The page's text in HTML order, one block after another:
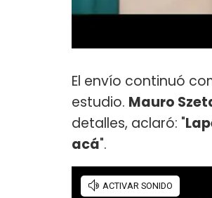
El envío continuó
estudio. Mauro
detalles, aclaró: "
acá".